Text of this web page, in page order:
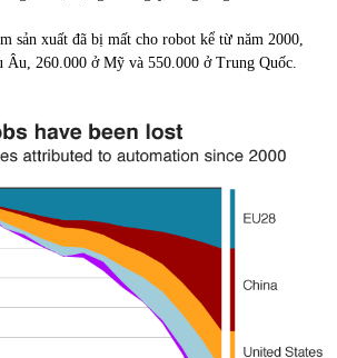
sản xuất đã bị mất cho robot kể từ năm 2000,
Âu, 260.000 ở Mỹ và 550.000 ở Trung Quốc.